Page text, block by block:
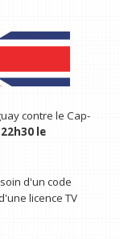
contre le Cap-
22h30 le
d'un code
licence TV